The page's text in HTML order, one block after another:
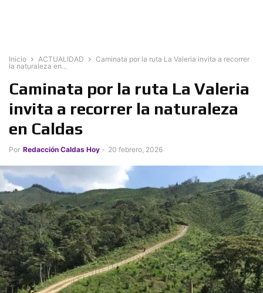
Inicio ACTUALIDAD
Caminata por la ruta La Valeria invita a recorrer
la naturaleza en...
Caminata por la ruta La Valeria
invita a recorrer la naturaleza
en Caldas
Por Redacción Caldas Hoy - 20 febrero, 2026